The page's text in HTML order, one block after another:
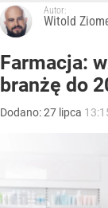
Autor:
Witold
Farmacja:
branżę do
Dodano:27 lipca